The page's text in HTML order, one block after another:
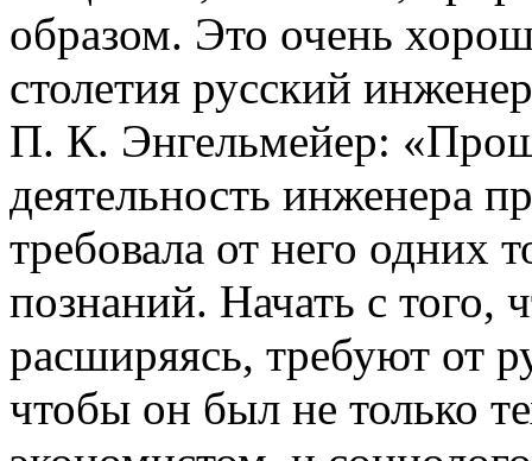
образом. Это очень
столетия русский
П. К. Энгельмейер:
деятельность инженера
требовала от него одних
познаний. Начать с того,
расширяясь, требуют от
чтобы он был не только